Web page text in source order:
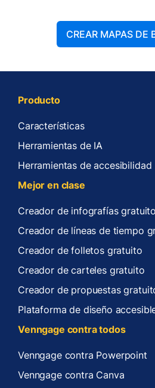
CREAR MAPAS DE
Producto
Características
Herramientas de IA
Herramientas de accesibilidad
Mejor en clase
Creador de infografías gratuito
Creador de líneas de tiempo
Creador de folletos gratuito
Creador de carteles gratuito
Creador de propuestas
Plataforma de diseño
Venngage contra todos
Venngage contra Powerpoint
Venngage contra Canva